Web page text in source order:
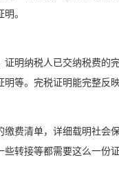
。
证明纳税人已交纳税费的
等。完税证明能完整反
费清单，详细载明社会
转接等都需要这么一份证